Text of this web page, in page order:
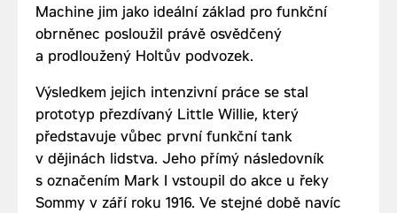
Machine jim jako ideální základ pro funkční
obrněnec posloužil právě osvědčený
a prodloužený Holtův podvozek.
Výsledkem jejich intenzivní práce se stal
prototyp přezdívaný Little Willie, který
představuje vůbec první funkční tank
v dějinách lidstva. Jeho přímý následovník
s označením Mark I vstoupil do akce u řeky
Sommy v září roku 1916. Ve stejné době navíc